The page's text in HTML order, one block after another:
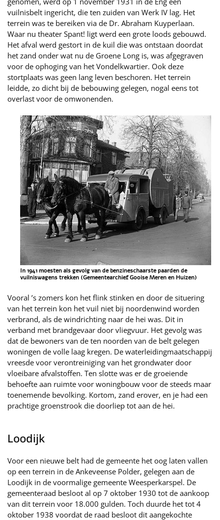
vuilnisbelt ingericht, die ten zuiden van Werk IV lag. Het
terrein was te bereiken via de Dr. Abraham Kuyperlaan.
Waar nu theater Spant! ligt werd een grote loods gebouwd.
Het afval werd gestort in de kuil die was ontstaan doordat
het zand onder wat nu de Groene Long is, was afgegraven
voor de ophoging van het Vondelkwartier. Ook deze
stortplaats was geen lang leven beschoren. Het terrein
leidde, zo dicht bij de bebouwing gelegen, nogal eens tot
overlast voor de omwonenden.
In 1941 moesten als gevolg van de benzineschaarste paarden de
vuilniswagens trekken (Gemeentearchief Gooise Meren en Huizen)
Vooral ’s zomers kon het flink stinken en door de situering
van het terrein kon het vuil niet bij noordenwind worden
verbrand, als de windrichting naar de hei was. Dit in
verband met brandgevaar door vliegvuur. Het gevolg was
dat de bewoners van de ten noorden van de belt gelegen
woningen de volle laag kregen. De waterleidingmaatschappij
vreesde voor verontreiniging van het grondwater door
vloeibare afvalstoffen. Ten slotte was er de groeiende
behoefte aan ruimte voor woningbouw voor de steeds maar
toenemende bevolking. Kortom, zand erover, en je had een
prachtige groenstrook die doorliep tot aan de hei.
Loodijk
Voor een nieuwe belt had de gemeente het oog laten vallen
op een terrein in de Ankeveense Polder, gelegen aan de
Loodijk in de voormalige gemeente Weesperkarspel. De
gemeenteraad besloot al op 7 oktober 1930 tot de aankoop
van dit terrein voor 18.000 gulden. Toch duurde het tot 4
oktober 1938 voordat de raad besloot dit aangekochte